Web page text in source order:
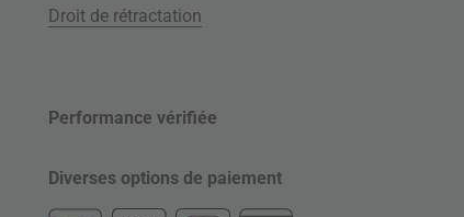
Droit de rétractation
Performance vérifiée
Diverses options de paiement